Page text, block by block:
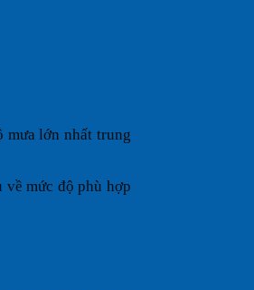
mưa lớn nhất trung
về mức độ phù hợp